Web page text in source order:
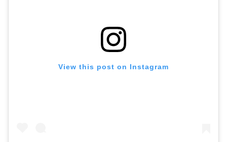
View this post on Instagram